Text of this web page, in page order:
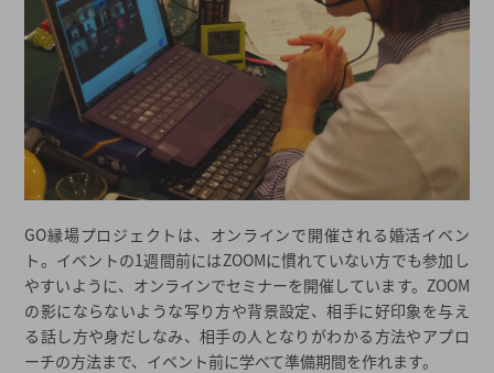
GO縁場プロジェクトは、オンラインで開催される婚活イベン
ト。イベントの1週間前にはZOOMに慣れていない方でも参加し
やすいように、オンラインでセミナーを開催しています。ZOOM
の影にならないような写り方や背景設定、相手に好印象を与え
る話し方や身だしなみ、相手の人となりがわかる方法やアプロ
ーチの方法まで、イベント前に学べて準備期間を作れます。